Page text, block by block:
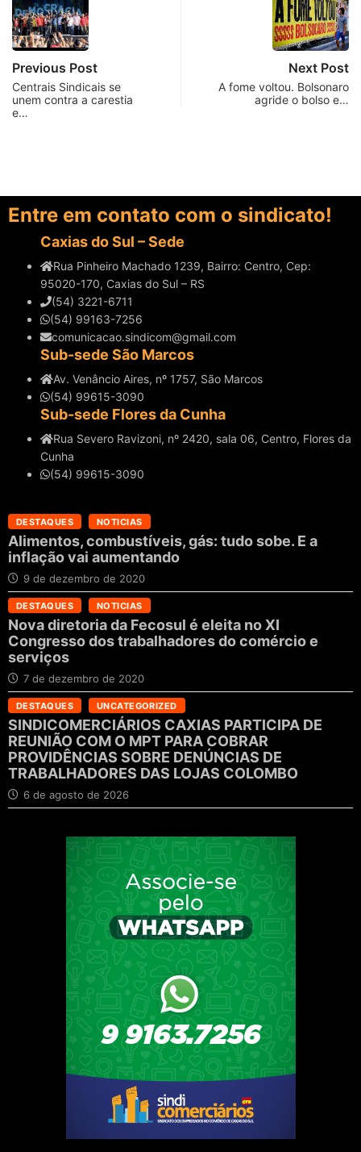
Previous Post
Centrais Sindicais se
unem contra a carestia
e…
Next Post
A fome voltou. Bolsonaro
agride o bolso e…
Entre em contato com o sindicato!
Caxias do Sul – Sede
Rua Pinheiro Machado 1239, Bairro: Centro, Cep:
95020-170, Caxias do Sul – RS
(54) 3221-6711
(54) 99163-7256
comunicacao.sindicom@gmail.com
Sub-sede São Marcos
Av. Venâncio Aires, nº 1757, São Marcos
(54) 99615-3090
Sub-sede Flores da Cunha
Rua Severo Ravizoni, nº 2420, sala 06, Centro, Flores da
Cunha
(54) 99615-3090
DESTAQUES NOTICIAS
Alimentos, combustíveis, gás: tudo sobe. E a
inflação vai aumentando
9 de dezembro de 2020
DESTAQUES NOTICIAS
Nova diretoria da Fecosul é eleita no XI
Congresso dos trabalhadores do comércio e
serviços
7 de dezembro de 2020
DESTAQUES UNCATEGORIZED
SINDICOMERCIÁRIOS CAXIAS PARTICIPA DE
REUNIÃO COM O MPT PARA COBRAR
PROVIDÊNCIAS SOBRE DENÚNCIAS DE
TRABALHADORES DAS LOJAS COLOMBO
6 de agosto de 2026